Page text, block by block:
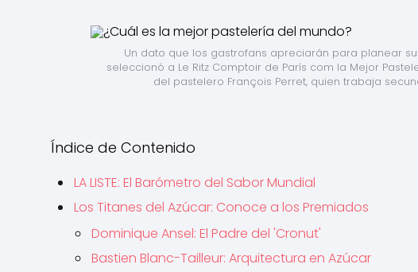
Un dato que los gastrofans apreciarán para planear
seleccionó a Le Ritz Comptoir de París com la Mejor
del pastelero François Perret, quien trabaja
Índice de Contenido
LA LISTE: El Barómetro del Sabor Mundial
Los Titanes del Azúcar: Conoce a los Premiados
Dominique Ansel: El Padre del 'Cronut'
Bastien Blanc-Tailleur: Arquitectura en Azúcar